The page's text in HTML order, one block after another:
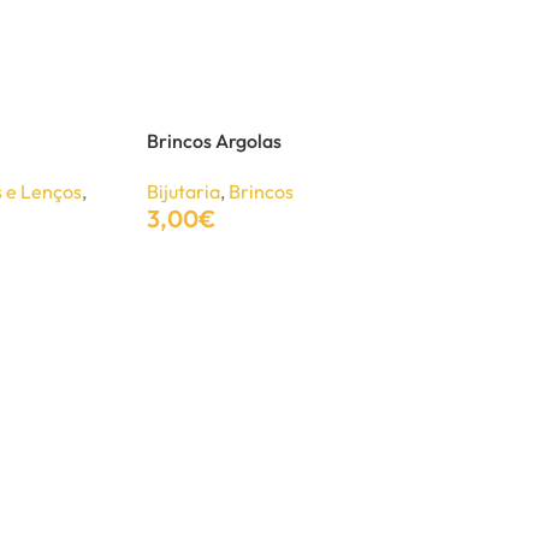
e Lenços,
Brincos Argolas
Bijutaria, Brincos
3,00€